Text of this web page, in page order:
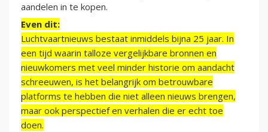
aandelen in te kopen.
Even dit:
Luchtvaartnieuws bestaat inmiddels bijna 25 jaar. In
een tijd waarin talloze vergelijkbare bronnen en
nieuwkomers met veel minder historie om aandacht
schreeuwen, is het belangrijk om betrouwbare
platforms te hebben die niet alleen nieuws brengen,
maar ook perspectief en verhalen die er echt toe
doen.